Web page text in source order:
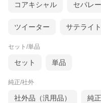
コアキシャル セパレ
ツイーター サテライト
セット/単品
セット 単品
純正/社外
社外品（汎用品） 純